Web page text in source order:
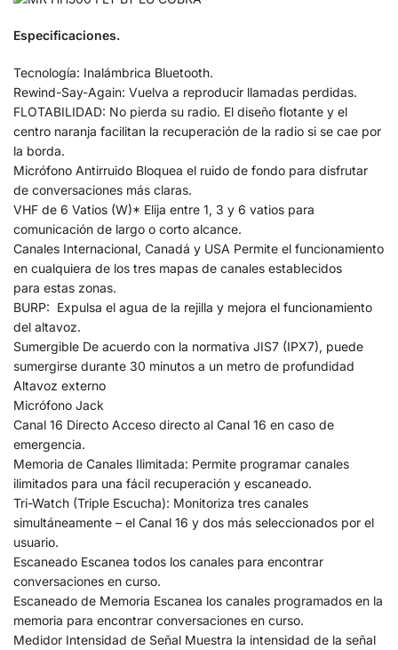
Especificaciones.
Tecnología: Inalámbrica Bluetooth.
Rewind-Say-Again: Vuelva a reproducir llamadas perdidas.
FLOTABILIDAD: No pierda su radio. El diseño flotante y el
centro naranja facilitan la recuperación de la radio si se cae por
la borda.
Micrófono Antirruido Bloquea el ruido de fondo para disfrutar
de conversaciones más claras.
VHF de 6 Vatios (W)* Elija entre 1, 3 y 6 vatios para
comunicación de largo o corto alcance.
Canales Internacional, Canadá y USA Permite el funcionamiento
en cualquiera de los tres mapas de canales establecidos
para estas zonas.
BURP: Expulsa el agua de la rejilla y mejora el funcionamiento
del altavoz.
Sumergible De acuerdo con la normativa JIS7 (IPX7), puede
sumergirse durante 30 minutos a un metro de profundidad
Altavoz externo
Micrófono Jack
Canal 16 Directo Acceso directo al Canal 16 en caso de
emergencia.
Memoria de Canales Ilimitada: Permite programar canales
ilimitados para una fácil recuperación y escaneado.
Tri-Watch (Triple Escucha): Monitoriza tres canales
simultáneamente – el Canal 16 y dos más seleccionados por el
usuario.
Escaneado Escanea todos los canales para encontrar
conversaciones en curso.
Escaneado de Memoria Escanea los canales programados en la
memoria para encontrar conversaciones en curso.
Medidor Intensidad de Señal Muestra la intensidad de la señal